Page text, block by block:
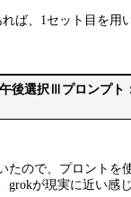
ば、1セット目を
後選択Ⅲプロンプト
たので、プロントを
grokが現実に近い感